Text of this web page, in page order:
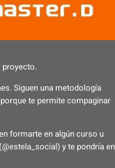
proyecto.
Siguen una metodología
te permite compaginar
formarte en algún curso u
y te pondría en